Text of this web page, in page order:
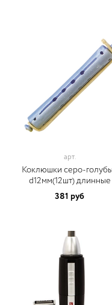
арт.
Коклюшки серо-
d12мм(12шт) длинные
381 руб